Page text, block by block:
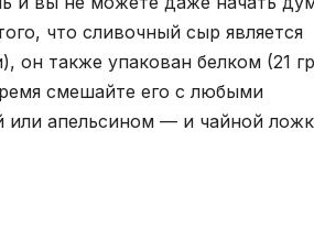
что сливочный сыр является
он также упакован белком (21
смешайте его с любыми
или апельсином — и чайной